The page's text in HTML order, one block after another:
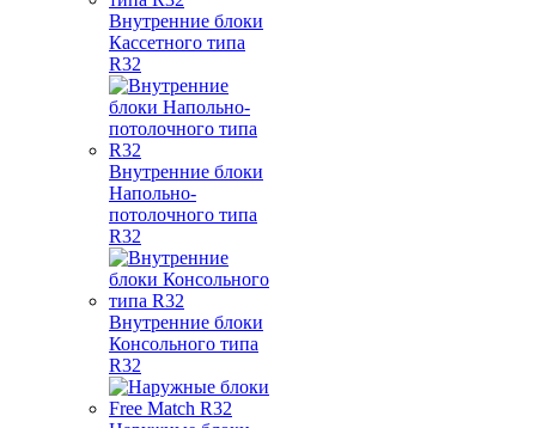
Внутренние блоки
Кассетного типа
R32
Внутренние блоки
Напольно-
потолочного типа
R32
Внутренние блоки
Консольного типа
R32